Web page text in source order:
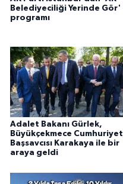
Belediyeciliği Yerinde Gör'
programı
Adalet Bakanı Gürlek,
Büyükçekmece Cumhuriyet
Başsavcısı Karakaya ile bir
araya geldi